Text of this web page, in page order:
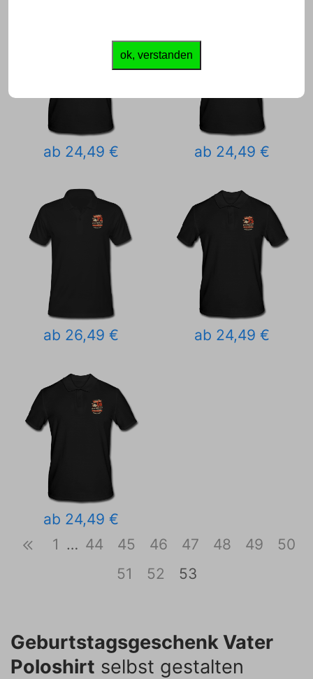
ab 24,49 € ab 24,49 €
ab 26,49 € ab 24,49 €
ab 24,49 €
1 … 44 45 46 47 48 49
50
51
52 53
Geburtstagsgeschenk Vater
Poloshirt selbst gestalten
ok, verstanden